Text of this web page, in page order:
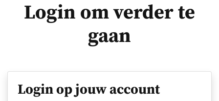
Login om verder te
gaan
Login op jouw account